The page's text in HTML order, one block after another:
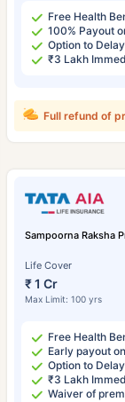
Free Health
100% Payout
Option to
₹3 Lakh
Full refund of
Sampoorna Raksha
Life Cover
₹ 1 Cr
Max Limit: 100 yrs
Free Health
Early payout
Option to
₹3 Lakh
Waiver of